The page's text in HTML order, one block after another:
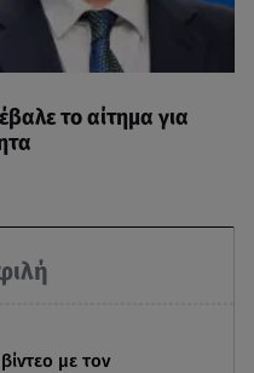
με τον
το αίτημα για